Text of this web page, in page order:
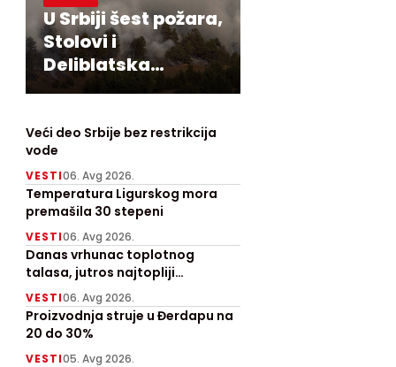
U Srbiji šest požara,
Stolovi i
Deliblatska
peščara najteži
Veći deo Srbije bez restrikcija
vode
VESTI06. Avg 2026.
Temperatura Ligurskog mora
premašila 30 stepeni
VESTI06. Avg 2026.
Danas vrhunac toplotnog
talasa, jutros najtopliji
Zrenjanjin sa 30 stepeni
VESTI06. Avg 2026.
Proizvodnja struje u Đerdapu na
20 do 30%
VESTI05. Avg 2026.